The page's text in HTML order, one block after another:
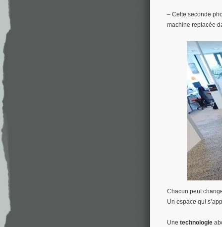
– Cette seconde
machine replacée
Chacun peut
Un espace qui
Une technologie